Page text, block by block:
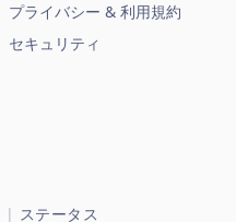
プライバシー & 利用規約
セキュリティ
| ステータス